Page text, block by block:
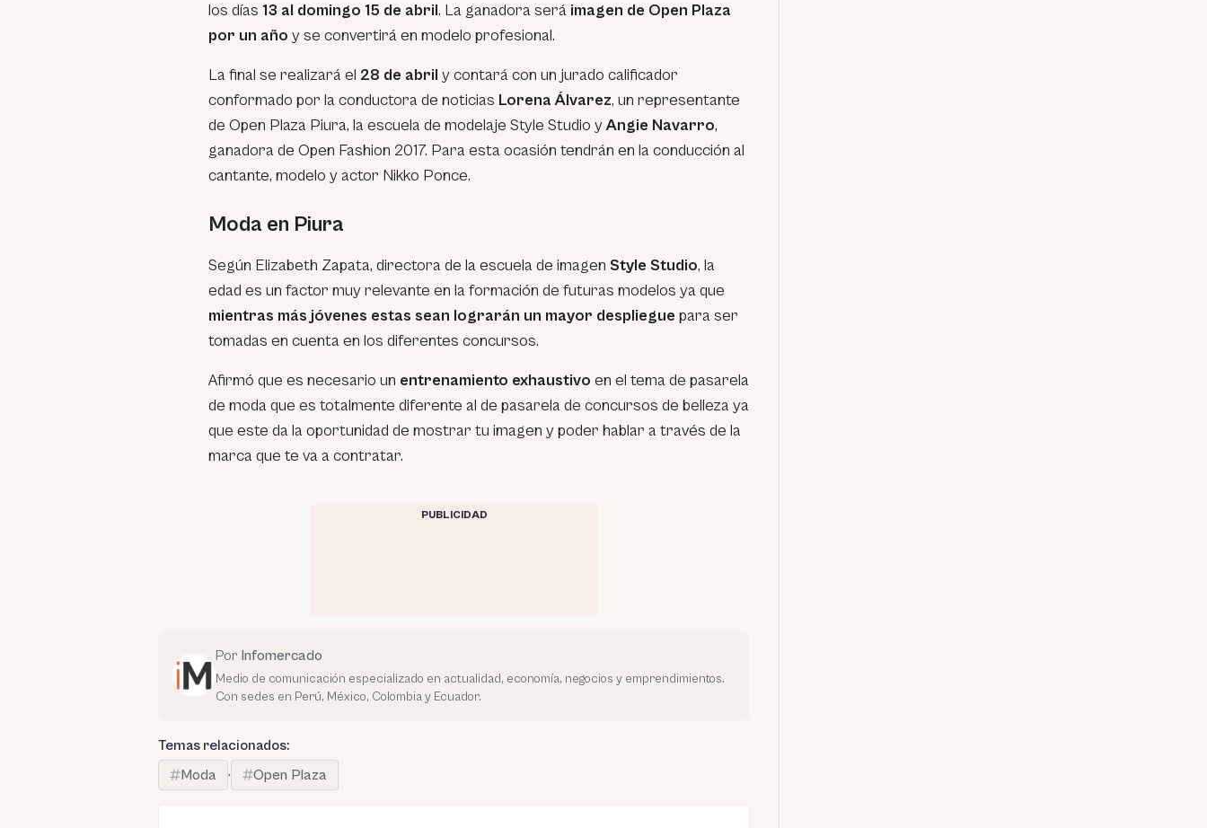
los días 13 al domingo 15 de abril. La ganadora será imagen de Open Plaza
por un año y se convertirá en modelo profesional.
La final se realizará el 28 de abril y contará con un jurado calificador
conformado por la conductora de noticias Lorena Álvarez, un representante
de Open Plaza Piura, la escuela de modelaje Style Studio yAngie Navarro,
ganadora de Open Fashion 2017. Para esta ocasión tendrán en la conducción al
cantante, modelo y actor Nikko Ponce.
Moda en Piura
Según Elizabeth Zapata, directora de la escuela de imagen Style Studio, la
edad es un factor muy relevante en la formación de futuras modelos ya que
mientras más jóvenes estas sean lograrán un mayor despliegue para ser
tomadas en cuenta en los diferentes concursos.
Afirmó que es necesario un entrenamiento exhaustivo en el tema de pasarela
de moda que es totalmente diferente al de pasarela de concursos de belleza ya
que este da la oportunidad de mostrar tu imagen y poder hablar a través de la
marca que te va a contratar.
PUBLICIDAD
Por Infomercado
Medio de comunicación especializado en actualidad, economía, negocios y emprendimientos.
Con sedes en Perú, México, Colombia y Ecuador.
Temas relacionados:
Moda
· Open Plaza